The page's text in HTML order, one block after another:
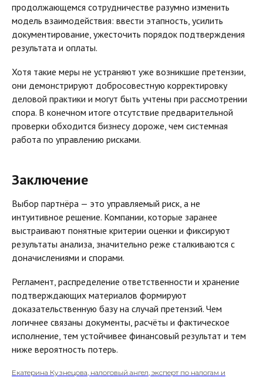
продолжающемся сотрудничестве разумно изменить
модель взаимодействия: ввести этапность, усилить
документирование, ужесточить порядок подтверждения
результата и оплаты.
Хотя такие меры не устраняют уже возникшие претензии,
они демонстрируют добросовестную корректировку
деловой практики и могут быть учтены при рассмотрении
спора. В конечном итоге отсутствие предварительной
проверки обходится бизнесу дороже, чем системная
работа по управлению рисками.
Заключение
Выбор партнёра — это управляемый риск, а не
интуитивное решение. Компании, которые заранее
выстраивают понятные критерии оценки и фиксируют
результаты анализа, значительно реже сталкиваются с
доначислениями и спорами.
Регламент, распределение ответственности и хранение
подтверждающих материалов формируют
доказательственную базу на случай претензий. Чем
логичнее связаны документы, расчёты и фактическое
исполнение, тем устойчивее финансовый результат и тем
ниже вероятность потерь.
Екатерина Кузнецова, налоговый ангел, эксперт по налогам и